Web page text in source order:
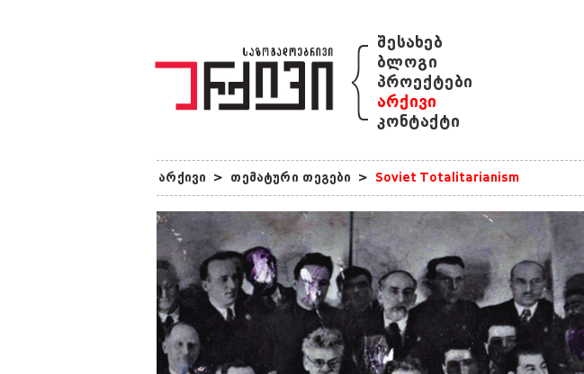
{ შესახებ
ბლოგი
პროექტები
არქივი
კონტაქტი
არქივი > თემატური თეგები > Soviet Totalitarianism